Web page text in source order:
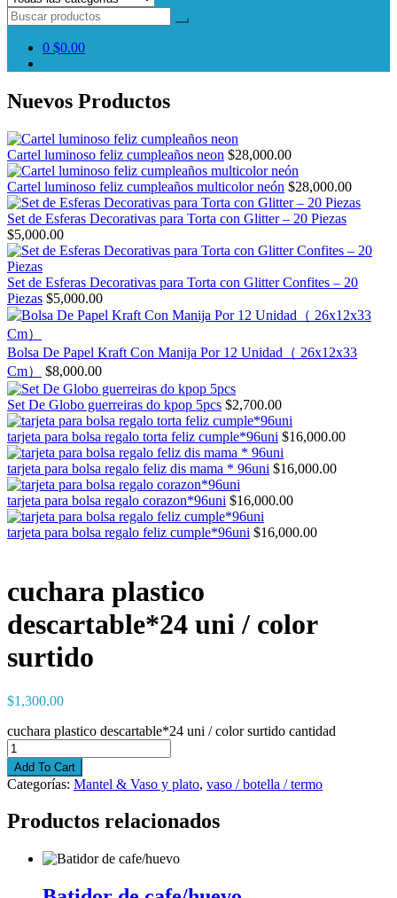
0 $0.00
Nuevos Productos
Cartel luminoso feliz cumpleaños neon $28,000.00
Cartel luminoso feliz cumpleaños multicolor neón $28,000.00
Set de Esferas Decorativas para Torta con Glitter – 20 Piezas
$5,000.00
Set de Esferas Decorativas para Torta con Glitter Confites – 20
Piezas $5,000.00
Bolsa De Papel Kraft Con Manija Por 12 Unidad（ 26x12x33
Cm）
$8,000.00
Set De Globo guerreiras do kpop 5pcs $2,700.00
tarjeta para bolsa regalo torta feliz cumple*96uni $16,000.00
tarjeta para bolsa regalo feliz dis mama * 96uni $16,000.00
tarjeta para bolsa regalo corazon*96uni $16,000.00
tarjeta para bolsa regalo feliz cumple*96uni $16,000.00
cuchara plastico
descartable*24 uni / color
surtido
$1,300.00
cuchara plastico descartable*24 uni / color surtido cantidad
Add To Cart
Categorías: Mantel & Vaso y plato, vaso / botella / termo
Productos relacionados